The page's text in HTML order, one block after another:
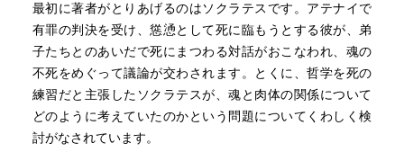
最初に著者がとりあげるのはソクラテスです。アテナイで
有罪の判決を受け、慫慂として死に臨もうとする彼が、弟
子たちとのあいだで死にまつわる対話がおこなわれ、魂の
不死をめぐって議論が交わされます。とくに、哲学を死の
練習だと主張したソクラテスが、魂と肉体の関係について
どのように考えていたのかという問題についてくわしく検
討がなされています。